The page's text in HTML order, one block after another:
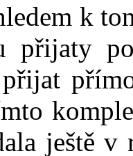
k
ještě v